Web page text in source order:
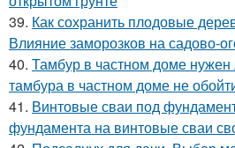
39. Как сохранить плодовые
Влияние заморозков на садово-
40. Тамбур в частном доме
тамбура в частном доме не
41. Винтовые сваи под
фундамента на винтовые сваи